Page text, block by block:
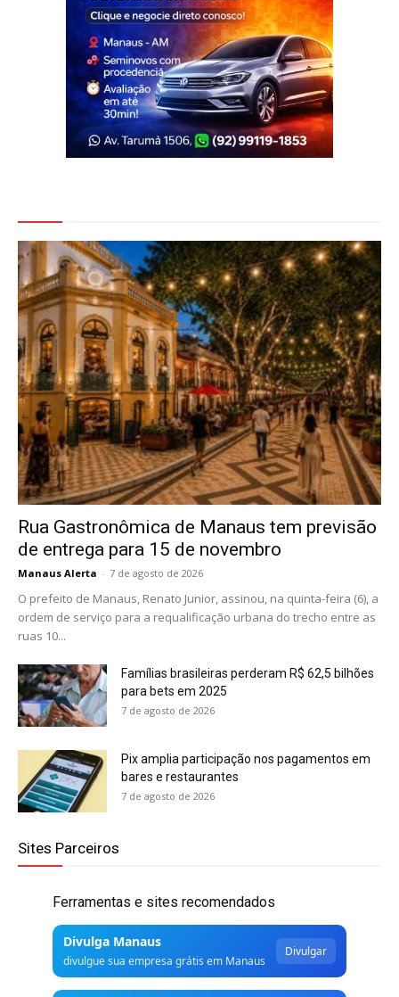
Rua Gastronômica de Manaus tem previsão
de entrega para 15 de novembro
Manaus Alerta - 7 de agosto de 2026
O prefeito de Manaus, Renato Junior, assinou, na quinta-feira (6), a
ordem de serviço para a requalificação urbana do trecho entre as
ruas 10...
Famílias brasileiras perderam R$ 62,5 bilhões
para bets em 2025
7 de agosto de 2026
Pix amplia participação nos pagamentos em
bares e restaurantes
7 de agosto de 2026
Sites Parceiros
Ferramentas e sites recomendados
Divulga Manaus
divulgue sua empresa grátis em Manaus
Divulgar